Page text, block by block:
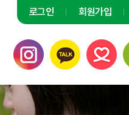
로그인 회원가입